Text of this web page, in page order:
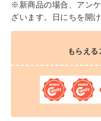
※新商品の場合、アン
ざいます。日にちを開
もらえる